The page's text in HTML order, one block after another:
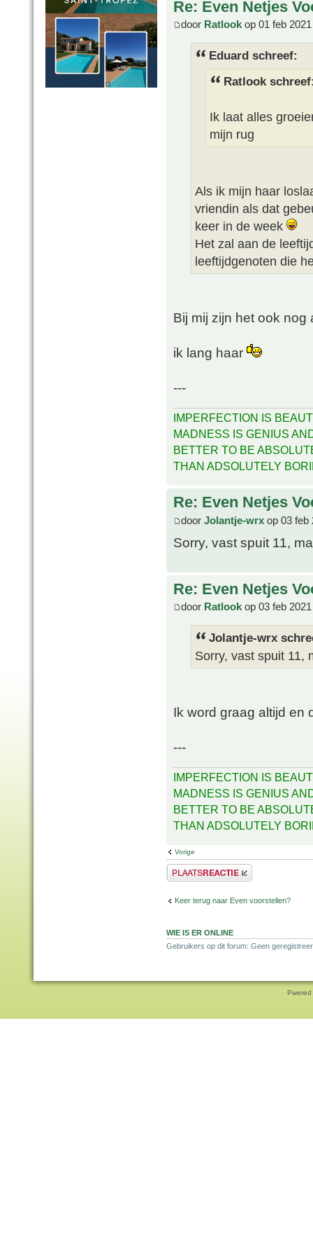
Re: Even Netjes
door Ratlook op 01 feb
Eduard schreef:
Ratlook
Ik laat alles
mijn rug
Als ik mijn haar
vriendin als dat
keer in de week
Het zal aan de
leeftijdgenoten die
Bij mij zijn het ook
ik lang haar
---
IMPERFECTION IS
MADNESS IS GENIUS
BETTER TO BE
THAN ADSOLUTELY
Re: Even Netjes
door Jolantje-wrx op 03 feb
Sorry, vast spuit 11,
Re: Even Netjes
door Ratlook op 03 feb
Jolantje-wrx
Sorry, vast spuit 11,
Ik word graag altijd en
---
IMPERFECTION IS
MADNESS IS GENIUS
BETTER TO BE
THAN ADSOLUTELY
Vorige
Plaats een reactie
Keer terug naar Even voorstellen?
WIE IS ER ONLINE
Gebruikers op dit forum: Geen